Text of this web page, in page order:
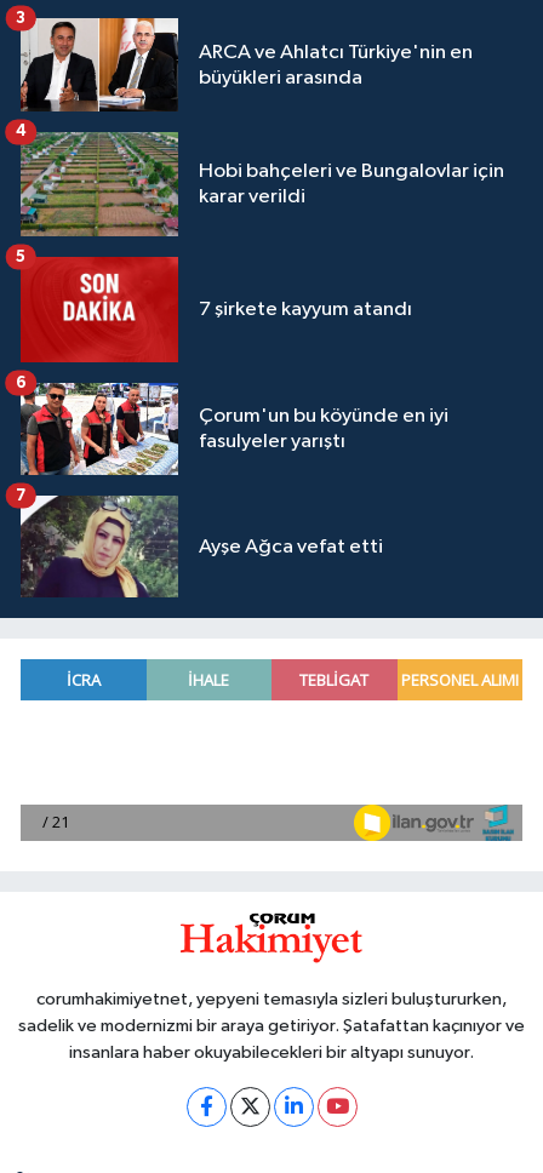
ARCA ve Ahlatcı Türkiye'nin en
büyükleri arasında
3
Hobi bahçeleri ve Bungalovlar için
karar verildi
4
7 şirkete kayyum atandı
5
Çorum'un bu köyünde en iyi
fasulyeler yarıştı
6
Ayşe Ağca vefat etti
7
corumhakimiyetnet, yepyeni temasıyla sizleri buluştururken,
sadelik ve modernizmi bir araya getiriyor. Şatafattan kaçınıyor ve
insanlara haber okuyabilecekleri bir altyapı sunuyor.